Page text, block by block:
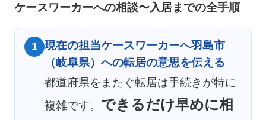
ケースワーカーへの相談〜入居までの全手順
1 現在の担当ケースワーカーへ羽島市
（岐阜県）への転居の意思を伝える
都道府県をまたぐ転居は手続きが特に
複雑です。 できるだけ早めに相